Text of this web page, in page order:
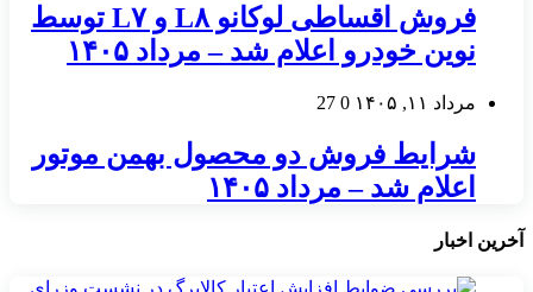
فروش اقساطی لوکانو L۸ و L۷ توسط
نوین خودرو اعلام شد – مرداد ۱۴۰۵
مرداد ۱۱, ۱۴۰۵ 0
27
شرایط فروش دو محصول بهمن موتور
اعلام شد – مرداد ۱۴۰۵
آخرین اخبار